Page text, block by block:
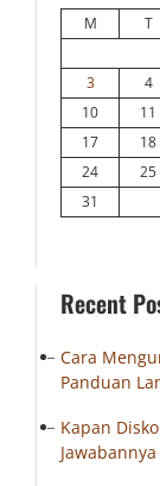
M T
3
4
10
11
17
18
24
25
31
Recent
Cara
Panduan
Kapan